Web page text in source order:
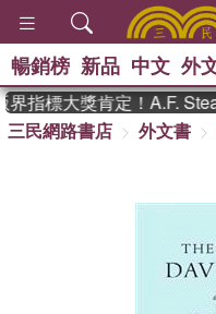
暢銷榜 新品 中文 外
指標大獎肯定！A.F.
三民網路書店
外文書